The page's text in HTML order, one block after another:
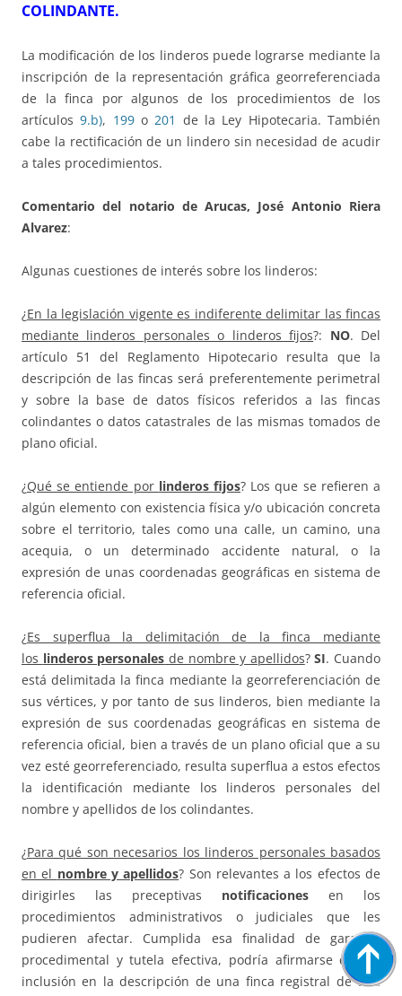
COLINDANTE.
La modificación de los linderos puede lograrse mediante la
inscripción de la representación gráfica georreferenciada
de la finca por algunos de los procedimientos de los
artículos9.b), 199o201 de la Ley Hipotecaria. También
cabe la rectificación de un lindero sin necesidad de acudir
a tales procedimientos.
Comentario del notario de Arucas, José Antonio Riera
Alvarez:
Algunas cuestiones de interés sobre los linderos:
¿En la legislación vigente es indiferente delimitar las fincas
mediante linderos personales o linderos fijos?: NO. Del
artículo 51 del Reglamento Hipotecario resulta que la
descripción de las fincas será preferentemente perimetral
y sobre la base de datos físicos referidos a las fincas
colindantes o datos catastrales de las mismas tomados de
plano oficial.
¿Qué se entiende por linderos fijos? Los que se refieren a
algún elemento con existencia física y/o ubicación concreta
sobre el territorio, tales como una calle, un camino, una
acequia, o un determinado accidente natural, o la
expresión de unas coordenadas geográficas en sistema de
referencia oficial.
¿Es superflua la delimitación de la finca mediante
los linderos personales de nombre y apellidos?SI. Cuando
está delimitada la finca mediante la georreferenciación de
sus vértices, y por tanto de sus linderos, bien mediante la
expresión de sus coordenadas geográficas en sistema de
referencia oficial, bien a través de un plano oficial que a su
vez esté georreferenciado, resulta superflua a estos efectos
la identificación mediante los linderos personales del
nombre y apellidos de los colindantes.
¿Para qué son necesarios los linderos personales basados
en el nombre y apellidos? Son relevantes a los efectos de
dirigirles las preceptivas notificaciones en los
procedimientos administrativos o judiciales que les
pudieren afectar. Cumplida esa finalidad de garantía
procedimental y tutela efectiva, podría afirmarse que la
inclusión en la descripción de una finca registral de una